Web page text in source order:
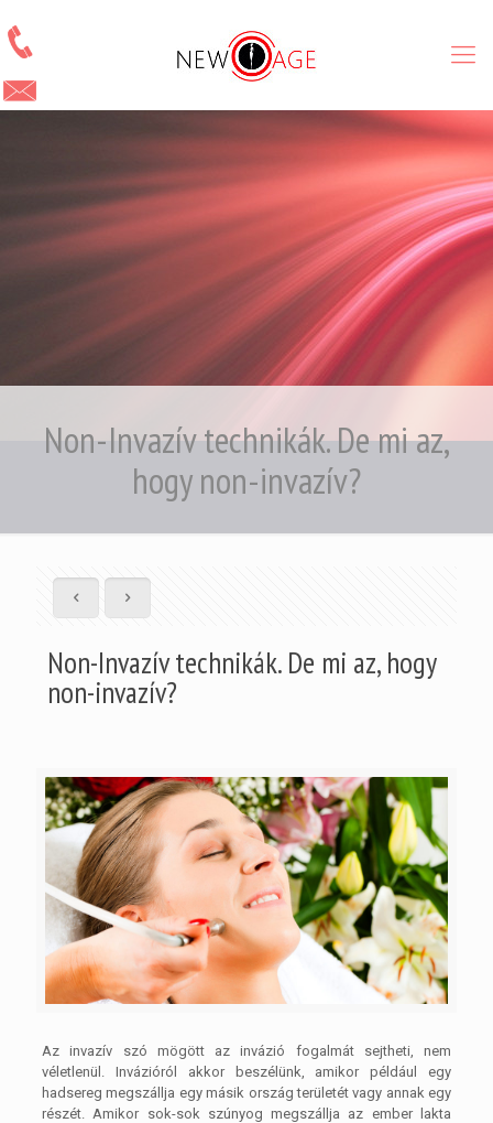
Non-Invazív technikák. De mi az,
hogy non-invazív?
Non-Invazív technikák. De mi az, hogy
non-invazív?
Az invazív szó mögött az invázió fogalmát sejtheti, nem
véletlenül. Invázióról akkor beszélünk, amikor például egy
hadsereg megszállja egy másik ország területét vagy annak egy
részét. Amikor sok-sok szúnyog megszállja az ember lakta